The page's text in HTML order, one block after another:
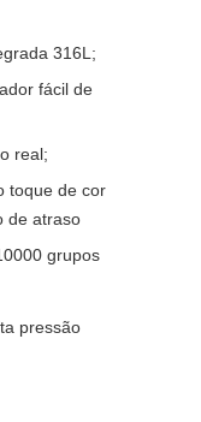
316L;
fácil de
real;
toque de cor
de atraso
grupos
pressão